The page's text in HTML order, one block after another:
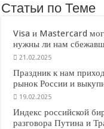
Статьи по Теме
Visa и Mastercard
нужны ли нам
21.02.2025
Праздник к нам
рынок России и
19.02.2025
Индекс российской
разговора Путина и